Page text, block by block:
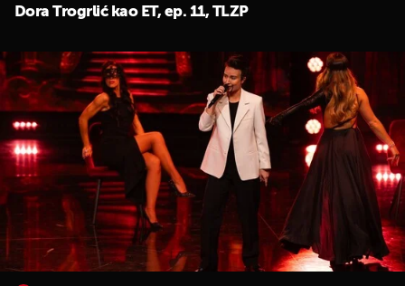
Dora Trogrlić kao ET, ep. 11, TLZP